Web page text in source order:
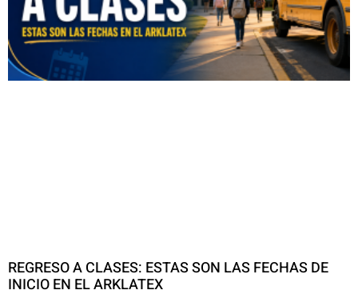
REGRESO A CLASES: ESTAS SON LAS FECHAS DE
INICIO EN EL ARKLATEX